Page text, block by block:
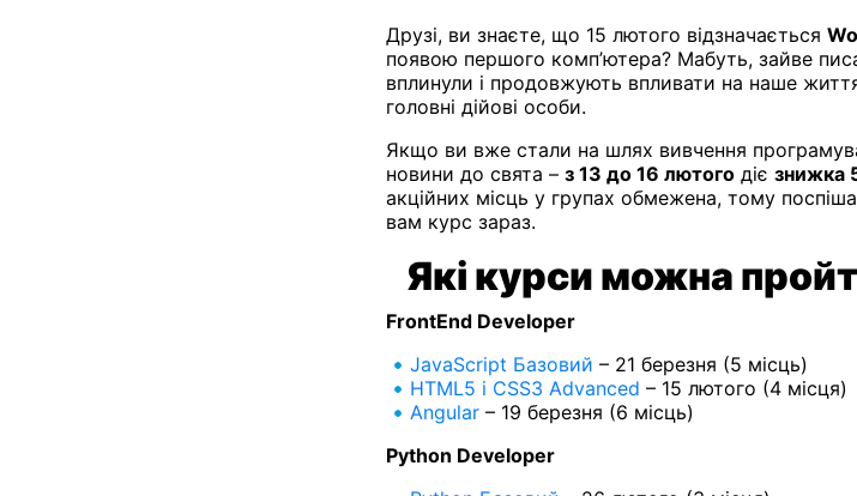
Друзі, ви знаєте, що 15 лютого відзначається
появою першого комп’ютера? Мабуть, зайве
вплинули і продовжують впливати на наше
головні дійові особи.
Якщо ви вже стали на шлях вивчення
новини до свята – з 13 до 16 лютого діє знижка
акційних місць у групах обмежена, тому
вам курс зараз.
Які курси можна
FrontEnd Developer
JavaScript Базовий – 21 березня (5 місць)
HTML5 і CSS3 Advanced – 15 лютого (4 місця)
Angular – 19 березня (6 місць)
Python Developer